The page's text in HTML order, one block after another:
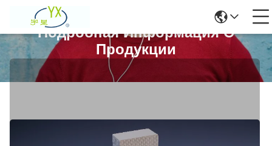
Подробная Информация О
Продукции